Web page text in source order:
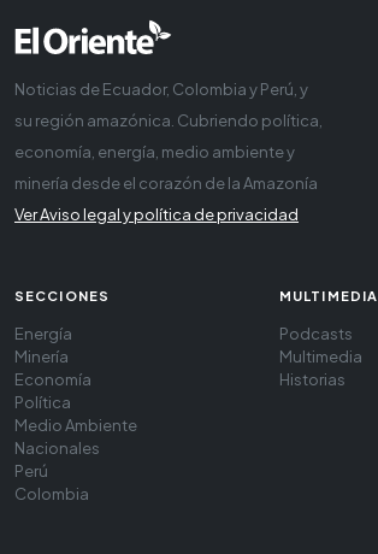
Noticias de Ecuador, Colombia y Perú, y
su región amazónica. Cubriendo política,
economía, energía, medio ambiente y
minería desde el corazón de la Amazonía
Ver Aviso legal y política de privacidad
SECCIONES
Energía
Minería
Economía
Política
Medio Ambiente
Nacionales
Perú
Colombia
MULTIMEDIA
Podcasts
Multimedia
Historias